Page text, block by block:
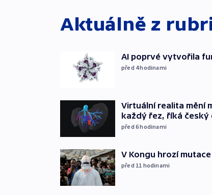
Aktuálně z
AI poprvé vytvořila
před 4hodinami
Virtuální realita mění
každý řez, říká český
před 6hodinami
V Kongu hrozí
před 11 hodinami